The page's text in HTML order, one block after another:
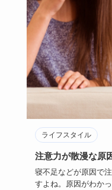
ライフスタイル
注意力が散漫な原
寝不足などが原因で
すよね。原因がわか